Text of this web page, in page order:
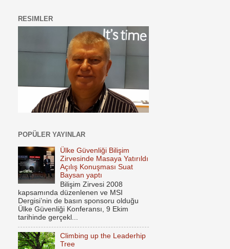
RESIMLER
POPÜLER YAYINLAR
Ülke Güvenliği Bilişim
Zirvesinde Masaya Yatırıldı
Açılış Konuşması Suat
Baysan yaptı
Bilişim Zirvesi 2008
kapsamında düzenlenen ve MSI
Dergisi’nin de basın sponsoru olduğu
Ülke Güvenliği Konferansı, 9 Ekim
tarihinde gerçekl...
Climbing up the Leaderhip
Tree